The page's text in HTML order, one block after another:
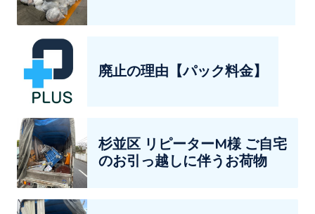
廃止の理由【パック料金】
杉並区 リピーターM様 ご自宅
のお引っ越しに伴うお荷物